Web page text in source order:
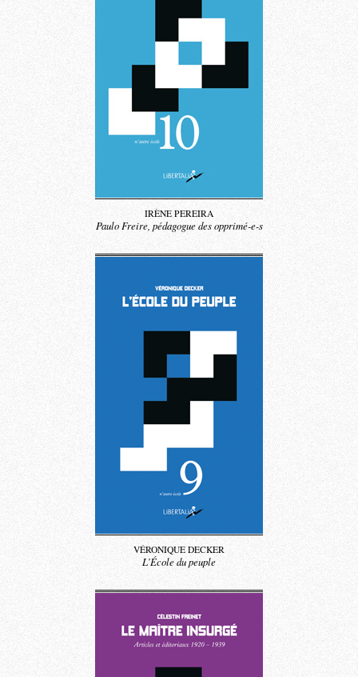
IRÈNE PEREIRA
Paulo Freire, pédagogue des opprimé-e-s
VÉRONIQUE DECKER
L’École du peuple